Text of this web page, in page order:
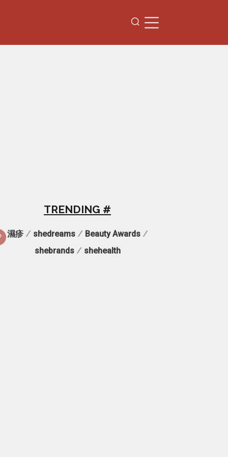
TRENDING #
濕疹/ shedreams/ Beauty Awards/
shebrands/ shehealth